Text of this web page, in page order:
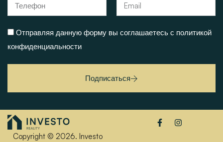
Отправляя данную форму вы соглашаетесь с политикой
конфиденциальности
Подписаться
Copyright © 2026. Investo